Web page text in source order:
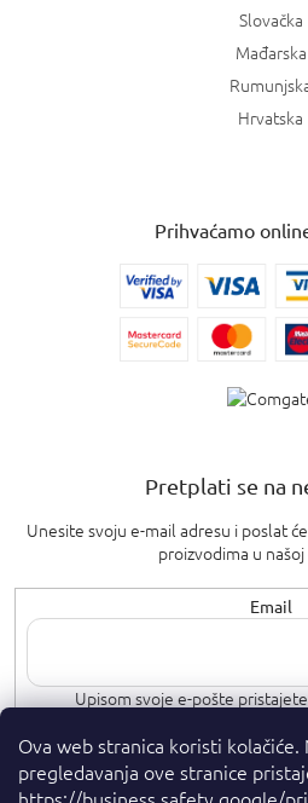
Ova web stranica koristi kolačiće.
pregledavanja ove stranice
Slovačka
Mađarska
Hrvatska
Prihvaćamo
Pretplati se na
Unesite svoju e-mail adresu i poslat
proizvodima u
Email
Upisom svoje e-pošte
PRETPLATI